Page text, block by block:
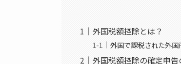
外国税額控除とは？
外国で課税された外
外国税額控除の確定申告